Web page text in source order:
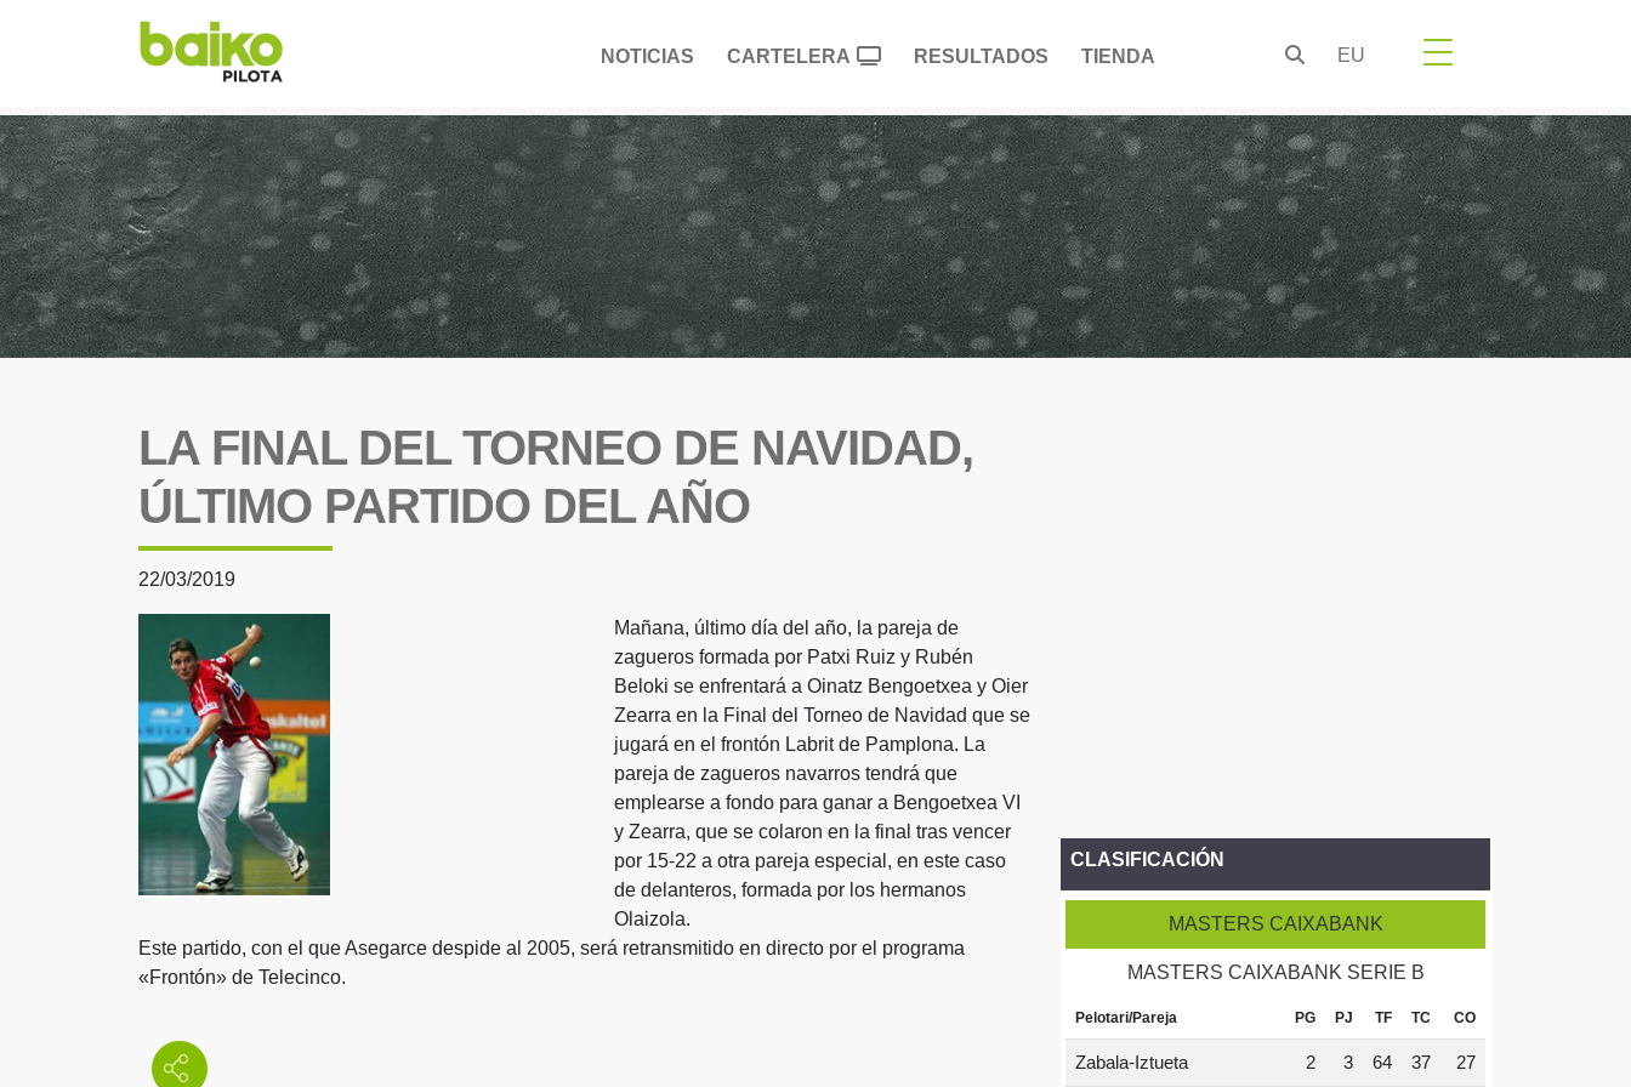
NOTICIAS CARTELERA RESULTADOS TIENDA EU
LA FINAL DEL TORNEO DE NAVIDAD,
ÚLTIMO PARTIDO DEL AÑO
22/03/2019
Mañana, último día del año, la pareja de
zagueros formada por Patxi Ruiz y Rubén
Beloki se enfrentará a Oinatz Bengoetxea y Oier
Zearra en la Final del Torneo de Navidad que se
jugará en el frontón Labrit de Pamplona. La
pareja de zagueros navarros tendrá que
emplearse a fondo para ganar a Bengoetxea VI
y Zearra, que se colaron en la final tras vencer
por 15-22 a otra pareja especial, en este caso
de delanteros, formada por los hermanos
Olaizola.
Este partido, con el que Asegarce despide al 2005, será retransmitido en directo por el programa
«Frontón» de Telecinco.
CLASIFICACIÓN
MASTERS CAIXABANK
MASTERS CAIXABANK SERIE B
Pelotari/Pareja PG PJ TF TC CO
Zabala-Iztueta 2 3 64 37 27